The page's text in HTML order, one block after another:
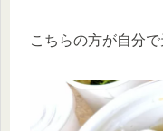
こちらの方が自分